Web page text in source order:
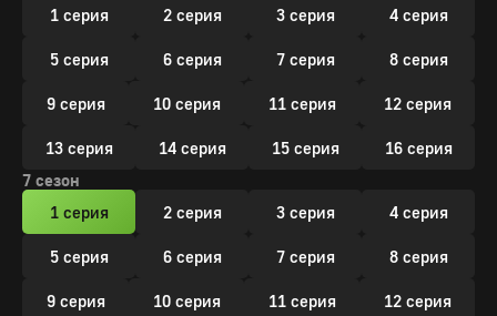
1 серия
2 серия 3 серия 4 серия
5 серия 6 серия 7 серия 8 серия
9 серия 10 серия 11 серия 12 серия
13 серия 14 серия 15 серия
16 серия
7 сезон
1 серия
2 серия 3 серия 4 серия
5 серия 6 серия 7 серия 8 серия
9 серия 10 серия 11 серия 12 серия